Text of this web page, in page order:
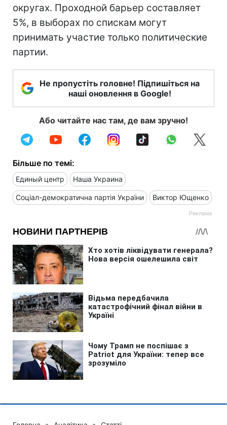
округах. Проходной барьер составляет
5%, в выборах по спискам могут
принимать участие только политические
партии.
Не пропустіть головне! Підпишіться на
наші оновлення в Google!
Або читайте нас там, де вам зручно!
Більше по темі:
Единый центр Наша Украина
Соціал-демократична партія України Виктор Ющенко